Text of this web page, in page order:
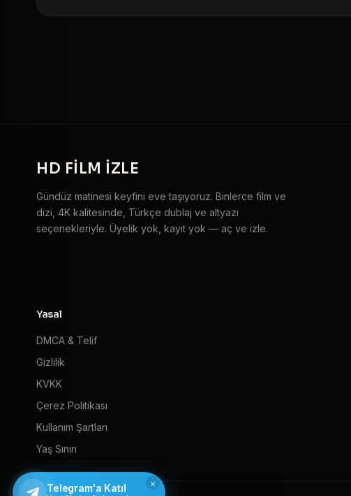
HD FILM IZLE
Gündüz matinesi keyfini eve taşıyoruz. Binlerce film ve
dizi, 4K kalitesinde, Türkçe dublaj ve altyazı
seçenekleriyle. Üyelik yok, kayıt yok — aç ve izle.
Yasal
DMCA & Telif
Gizlilik
KVKK
Çerez Politikası
Kullanım Şartları
Yaş Sınırı
Telegram'a Katıl ×